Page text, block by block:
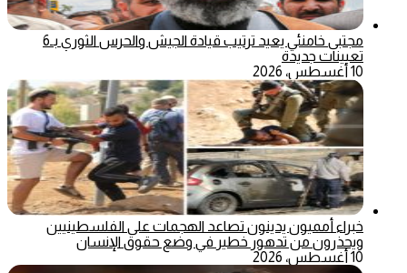
مجتبى خامنئي يعيد ترتيب قيادة الجيش والحرس الثوري بـ6
تعيينات جديدة
10 أغسطس، 2026
خبراء أمميون يدينون تصاعد الهجمات على الفلسطينيين
ويحذرون من تدهور خطير في وضع حقوق الإنسان
10 أغسطس، 2026